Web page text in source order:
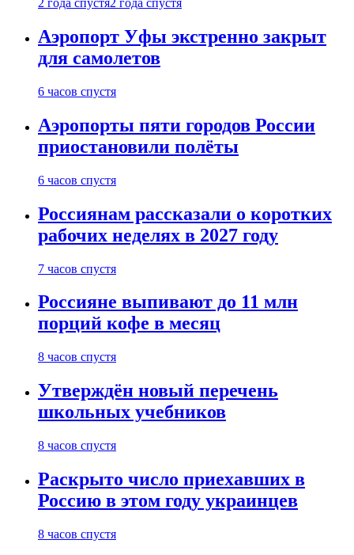
2 года спустя2 года спустя
Аэропорт Уфы экстренно закрыт
для самолетов
6 часов спустя
Аэропорты пяти городов России
приостановили полёты
6 часов спустя
Россиянам рассказали о коротких
рабочих неделях в 2027 году
7 часов спустя
Россияне выпивают до 11 млн
порций кофе в месяц
8 часов спустя
Утверждён новый перечень
школьных учебников
8 часов спустя
Раскрыто число приехавших в
Россию в этом году украинцев
8 часов спустя